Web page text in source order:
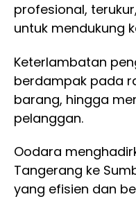
profesional,
untuk mendukung
Keterlambatan
berdampak pada
barang, hingga
pelanggan.
Oodara
Tangerang ke
yang efisien dan